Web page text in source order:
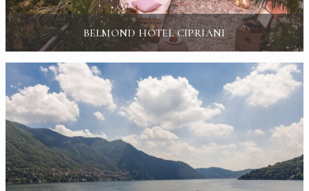
BELMOND HOTEL CIPRIANI